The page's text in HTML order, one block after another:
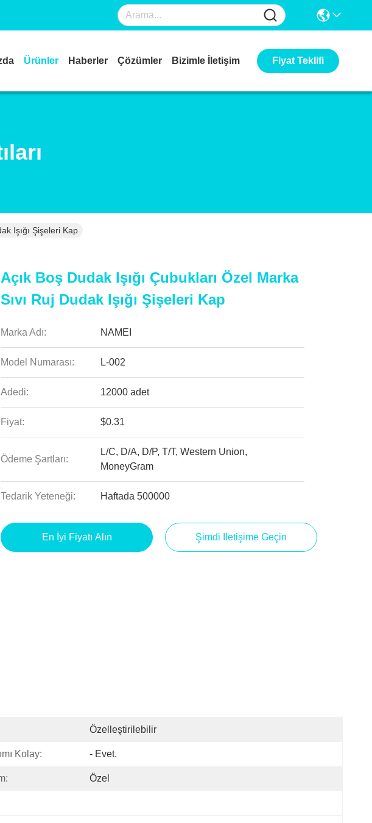
Ürünler Haberler Çözümler Bizimle İletişim Fiyat Teklifi
Işığı Şişeleri Kap
Açık Boş Dudak Işığı Çubukları Özel Marka
Sıvı Ruj Dudak Işığı Şişeleri Kap
Marka Adı: NAMEI
Model Numarası: L-002
Adedi: 12000 adet
Fiyat: $0.31
Ödeme Şartları:
L/C, D/A, D/P, T/T, Western Union,
MoneyGram
Tedarik Yeteneği: Haftada 500000
En İyi Fiyatı Alın Şimdi Iletişime Geçin
Özelleştirilebilir
Kolay: - Evet.
Özel